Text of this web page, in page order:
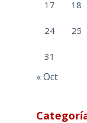
17 18
24 25
31
« Oct